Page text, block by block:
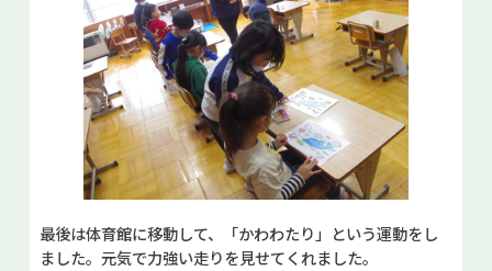
最後は体育館に移動して、「かわわたり」という運動をし
ました。元気で力強い走りを見せてくれました。